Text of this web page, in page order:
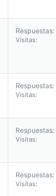
Respuestas
Visitas
Respuestas
Visitas
Respuestas
Visitas
Respuestas
Visitas